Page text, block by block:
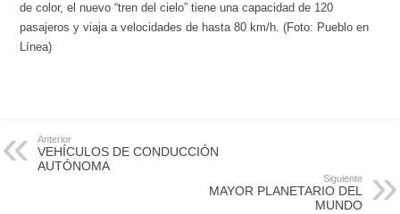
de color, el nuevo “tren del cielo” tiene una capacidad de 120
pasajeros y viaja a velocidades de hasta 80 km/h. (Foto: Pueblo en
Línea)
Anterior
VEHÍCULOS DE CONDUCCIÓN
AUTÓNOMA
Siguiente
MAYOR PLANETARIO DEL
MUNDO